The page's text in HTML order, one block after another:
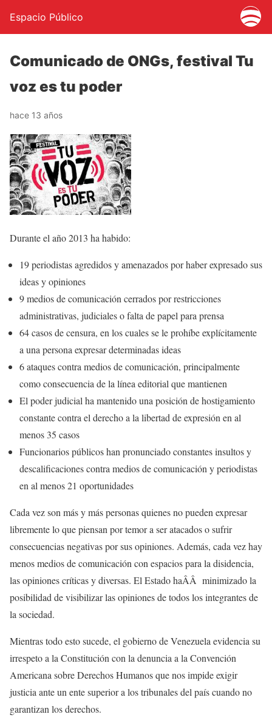
Espacio Público
Comunicado de ONGs, festival Tu
voz es tu poder
hace 13 años
Durante el año 2013 ha habido:
19 periodistas agredidos y amenazados por haber expresado sus
ideas y opiniones
9 medios de comunicación cerrados por restricciones
administrativas, judiciales o falta de papel para prensa
64 casos de censura, en los cuales se le prohíbe explícitamente
a una persona expresar determinadas ideas
6 ataques contra medios de comunicación, principalmente
como consecuencia de la línea editorial que mantienen
El poder judicial ha mantenido una posición de hostigamiento
constante contra el derecho a la libertad de expresión en al
menos 35 casos
Funcionarios públicos han pronunciado constantes insultos y
descalificaciones contra medios de comunicación y periodistas
en al menos 21 oportunidades
Cada vez son más y más personas quienes no pueden expresar
libremente lo que piensan por temor a ser atacados o sufrir
consecuencias negativas por sus opiniones. Además, cada vez hay
menos medios de comunicación con espacios para la disidencia,
las opiniones críticas y diversas. El Estado haÂÂ minimizado la
posibilidad de visibilizar las opiniones de todos los integrantes de
la sociedad.
Mientras todo esto sucede, el gobierno de Venezuela evidencia su
irrespeto a la Constitución con la denuncia a la Convención
Americana sobre Derechos Humanos que nos impide exigir
justicia ante un ente superior a los tribunales del país cuando no
garantizan los derechos.